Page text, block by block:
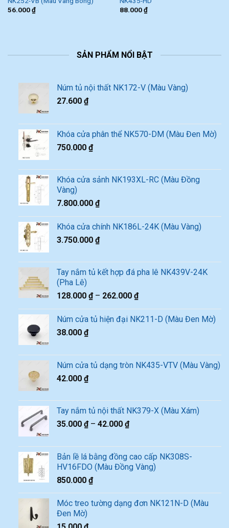
56.000₫
88.000₫
SẢN PHẨM NỔI BẬT
Núm tủ nội thất NK172-V (Màu Vàng)
27.600 ₫
Khóa cửa phân thể NK570-DM (Màu Đen Mờ)
750.000 ₫
Khóa cửa sảnh NK193XL-RC (Màu Đồng
Vàng)
7.800.000 ₫
Khóa cửa chính NK186L-24K (Màu Vàng)
3.750.000 ₫
Tay nắm tủ kết hợp đá pha lê NK439V-24K
(Pha Lê)
128.000 ₫– 262.000 ₫
Núm cửa tủ hiện đại NK211-D (Màu Đen Mờ)
38.000 ₫
Núm cửa tủ dạng tròn NK435-VTV (Màu Vàng)
42.000 ₫
Tay nắm tủ nội thất NK379-X (Màu Xám)
35.000 ₫– 42.000 ₫
Bản lề lá bằng đồng cao cấp NK308S-
HV16FDO (Màu Đồng Vàng)
850.000 ₫
Móc treo tường dạng đơn NK121N-D (Màu
Đen Mờ)